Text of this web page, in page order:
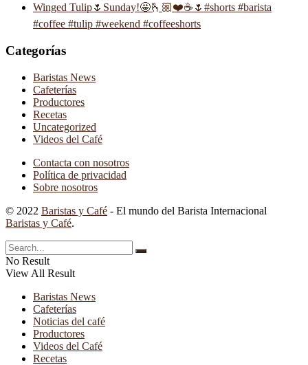
Winged Tulip🌷Sunday!🤩🫰🏼❤️☕️🌷#shorts #barista
#coffee #tulip #weekend #coffeeshorts
Categorías
Baristas News
Cafeterías
Productores
Recetas
Uncategorized
Videos del Café
Contacta con nosotros
Política de privacidad
Sobre nosotros
© 2022 Baristas y Café - El mundo del Barista Internacional
Baristas y Café.
No Result
View All Result
Baristas News
Cafeterías
Noticias del café
Productores
Videos del Café
Recetas